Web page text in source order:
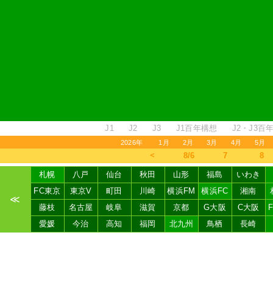
J1 J2 J3 J1百年構想 J2・J3百
2026年 1月 2月 3月 4月 5月
＜ 8/6 7 8
≪
札幌 八戸 仙台 秋田 山形 福島
いわき
FC東京
東京V 町田 川崎 横浜FM 横浜FC 湘南
藤枝
名古屋 岐阜 滋賀 京都 G大阪 C大阪
愛媛
今治 高知 福岡 北九州 鳥栖 長崎